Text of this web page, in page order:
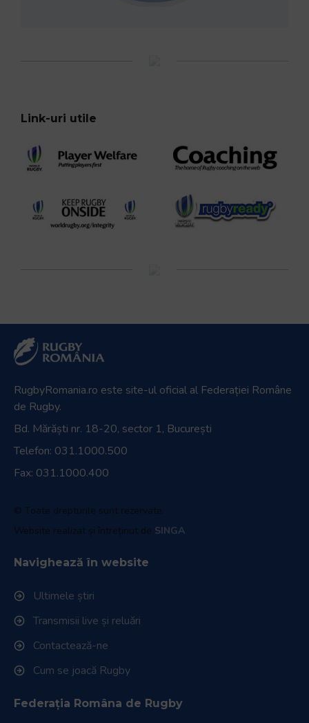
Link-uri utile
RugbyRomania.ro este site-ul oficial al Federației Române
de Rugby.
Bd. Mărăști nr. 18-20, sector 1, București
Telefon: 031.1000.500
Fax: 031.1000.400
© Toate drepturile sunt rezervate.
Website realizat și întreținut de SINGA
Navighează în website
Ultimele știri
Transmisii live și reluări
Contactează-ne
Cum se joacă Rugby
Federația Româna de Rugby